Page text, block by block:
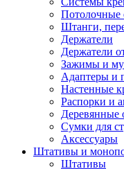
Потолочные
Штанги,
Держатели
Держатели
Зажимы и
Адаптеры и
Настенные
Распорки и
Деревянные
Сумки для
Аксессуары
Штативы и
Штативы